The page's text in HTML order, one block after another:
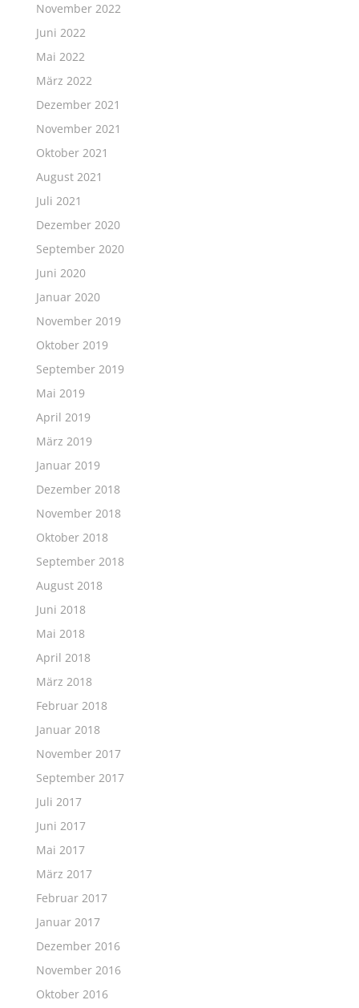
November 2022
Juni 2022
Mai 2022
März 2022
Dezember 2021
November 2021
Oktober 2021
August 2021
Juli 2021
Dezember 2020
September 2020
Juni 2020
Januar 2020
November 2019
Oktober 2019
September 2019
Mai 2019
April 2019
März 2019
Januar 2019
Dezember 2018
November 2018
Oktober 2018
September 2018
August 2018
Juni 2018
Mai 2018
April 2018
März 2018
Februar 2018
Januar 2018
November 2017
September 2017
Juli 2017
Juni 2017
Mai 2017
März 2017
Februar 2017
Januar 2017
Dezember 2016
November 2016
Oktober 2016